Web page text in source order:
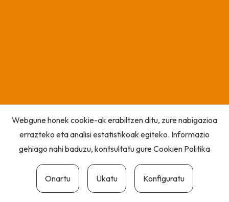
Webgune honek cookie-ak erabiltzen ditu, zure nabigazioa
errazteko eta analisi estatistikoak egiteko. Informazio
gehiago nahi baduzu, kontsultatu gureCookien Politika
Onartu Ukatu Konfiguratu